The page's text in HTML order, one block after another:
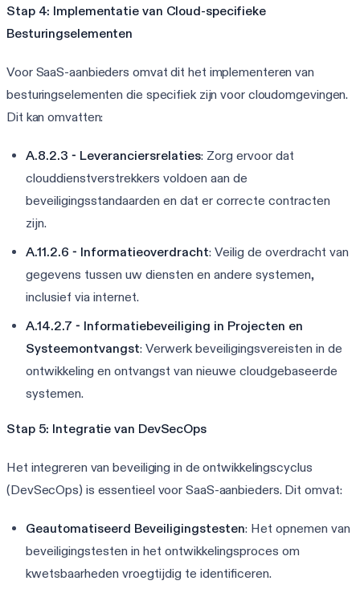
Stap 4: Implementatie van Cloud-specifieke
Besturingselementen
Voor SaaS-aanbieders omvat dit het implementeren van
besturingselementen die specifiek zijn voor cloudomgevingen.
Dit kan omvatten:
A.8.2.3 - Leveranciersrelaties: Zorg ervoor dat
clouddienstverstrekkers voldoen aan de
beveiligingsstandaarden en dat er correcte contracten
zijn.
A.11.2.6 - Informatieoverdracht: Veilig de overdracht van
gegevens tussen uw diensten en andere systemen,
inclusief via internet.
A.14.2.7 - Informatiebeveiliging in Projecten en
Systeemontvangst: Verwerk beveiligingsvereisten in de
ontwikkeling en ontvangst van nieuwe cloudgebaseerde
systemen.
Stap 5: Integratie van DevSecOps
Het integreren van beveiliging in de ontwikkelingscyclus
(DevSecOps) is essentieel voor SaaS-aanbieders. Dit omvat:
Geautomatiseerd Beveiligingstesten: Het opnemen van
beveiligingstesten in het ontwikkelingsproces om
kwetsbaarheden vroegtijdig te identificeren.